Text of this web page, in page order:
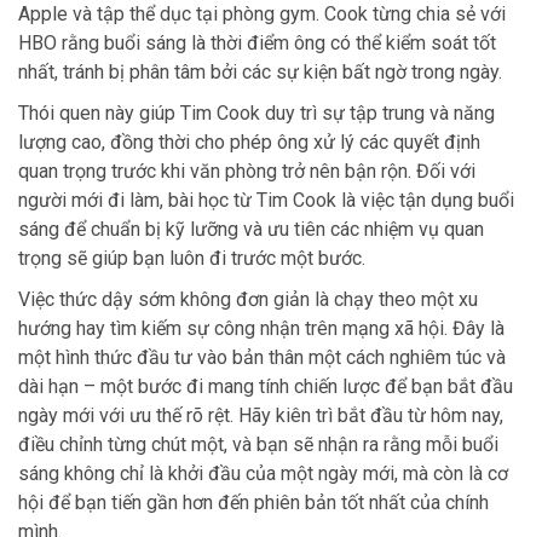
Apple và tập thể dục tại phòng gym. Cook từng chia sẻ với
HBO rằng buổi sáng là thời điểm ông có thể kiểm soát tốt
nhất, tránh bị phân tâm bởi các sự kiện bất ngờ trong ngày.
Thói quen này giúp Tim Cook duy trì sự tập trung và năng
lượng cao, đồng thời cho phép ông xử lý các quyết định
quan trọng trước khi văn phòng trở nên bận rộn. Đối với
người mới đi làm, bài học từ Tim Cook là việc tận dụng buổi
sáng để chuẩn bị kỹ lưỡng và ưu tiên các nhiệm vụ quan
trọng sẽ giúp bạn luôn đi trước một bước.
Việc thức dậy sớm không đơn giản là chạy theo một xu
hướng hay tìm kiếm sự công nhận trên mạng xã hội. Đây là
một hình thức đầu tư vào bản thân một cách nghiêm túc và
dài hạn – một bước đi mang tính chiến lược để bạn bắt đầu
ngày mới với ưu thế rõ rệt. Hãy kiên trì bắt đầu từ hôm nay,
điều chỉnh từng chút một, và bạn sẽ nhận ra rằng mỗi buổi
sáng không chỉ là khởi đầu của một ngày mới, mà còn là cơ
hội để bạn tiến gần hơn đến phiên bản tốt nhất của chính
mình.